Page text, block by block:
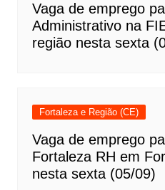
Vaga de emprego
Administrativo na
região nesta sexta
Fortaleza e Região (CE)
Vaga de emprego
Fortaleza RH em
nesta sexta (05/09)